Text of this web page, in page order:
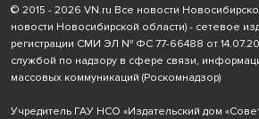
© 2015 - 2026 VN.ru Все новости
новости Новосибирской области) - сетевое
регистрации СМИ ЭЛ № ФС 77-66488 от
службой по надзору в сфере связи,
массовых коммуникаций (Роскомнадзор)
Учредитель ГАУ НСО «Издательский дом